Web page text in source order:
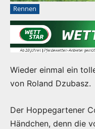
Rennen
Wieder einmal ein
von Roland Dzubasz.
Der Hoppegartener
Händchen, denn die